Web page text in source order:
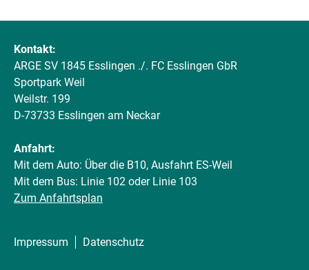
Kontakt:
ARGE SV 1845 Esslingen ./. FC Esslingen GbR
Sportpark Weil
Weilstr. 199
D-73733 Esslingen am Neckar
Anfahrt:
Mit dem Auto: Über die B10, Ausfahrt ES-Weil
Mit dem Bus: Linie 102 oder Linie 103
Zum Anfahrtsplan
Impressum Datenschutz